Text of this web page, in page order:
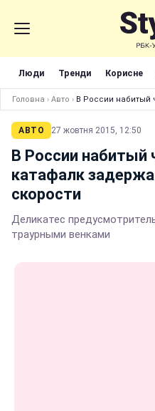
Люди Тренди Корисне
Головна › Авто › В России набитый
АВТО 27 жовтня 2015, 12:50
В России набитый
катафалк
скорости
Деликатес
траурными венками